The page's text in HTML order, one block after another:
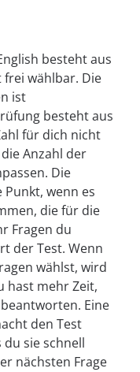
besteht aus
frei wählbar. Die
ist
besteht aus
für dich nicht
Anzahl der
Die
wenn es
die für die
Fragen du
der Test. Wenn
wählst, wird
hast mehr Zeit,
Eine
den Test
sie schnell
nächsten Frage